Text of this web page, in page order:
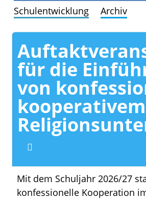
Schulentwicklung
Archiv
für die
von
kooperativem
Mit dem Schuljahr 2026/27
konfessionelle Kooperation